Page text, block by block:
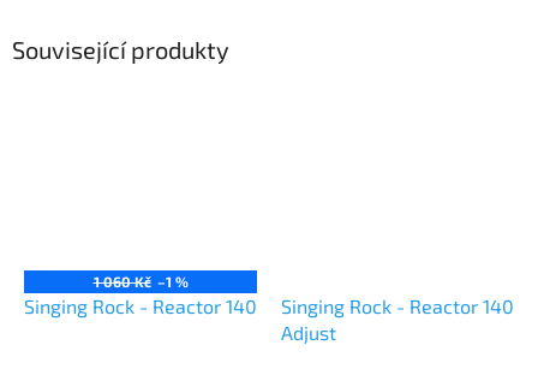
Související produkty
1 060 Kč –1 %
Singing Rock - Reactor 140
Singing Rock - Reactor 140
Adjust